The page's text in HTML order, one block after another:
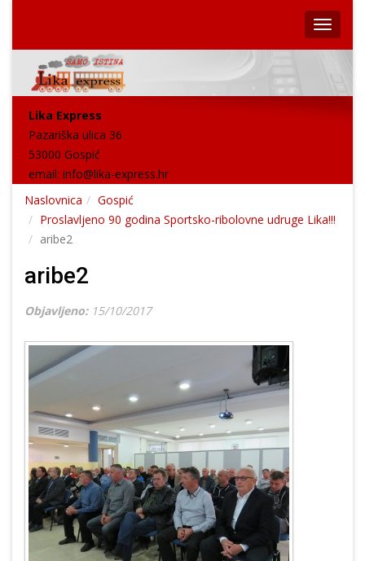
Lika Express
Pazariška ulica 36
53000 Gospić
email: info@lika-express.hr
Naslovnica
Gospić
Proslavljeno 90 godina Sportsko-ribolovne udruge Lika!!!
aribe2
aribe2
Objavljeno: 15/10/2017